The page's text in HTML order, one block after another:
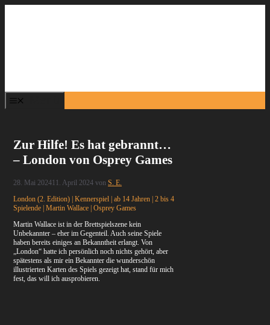
Zur Hilfe! Es hat gebrannt…
– London von Osprey Games
28. Mai 202411. April 2024 vonS. E.
London (2. Edition) | Kennerspiel | ab 14 Jahren | 2 bis 4
Spielende | Martin Wallace | Osprey Games
Martin Wallace ist in der Brettspielszene kein
Unbekannter – eher im Gegenteil. Auch seine Spiele
haben bereits einiges an Bekanntheit erlangt. Von
„London“ hatte ich persönlich noch nichts gehört, aber
spätestens als mir ein Bekannter die wunderschön
illustrierten Karten des Spiels gezeigt hat, stand für mich
fest, das will ich ausprobieren.